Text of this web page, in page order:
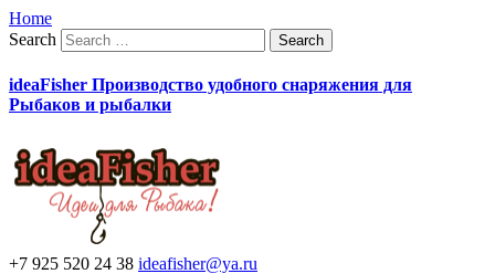
Home
Search
ideaFisher Производство удобного снаряжения для
Рыбаков и рыбалки
+7 925 520 24 38 ideafisher@ya.ru